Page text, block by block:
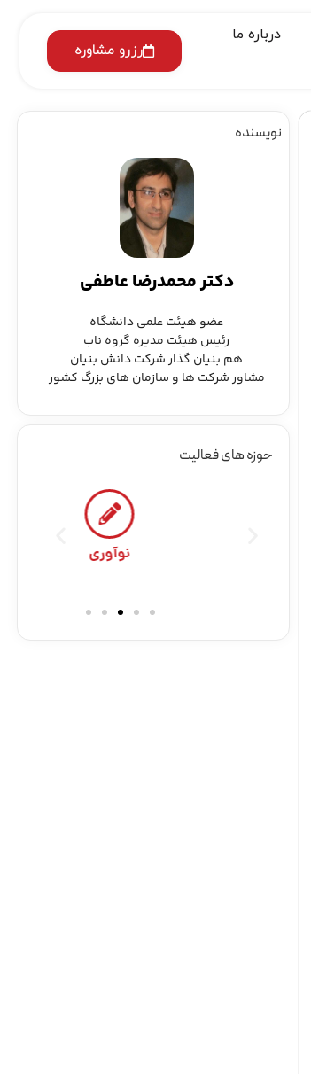
درباره ما
رزرو مشاوره
نویسنده
دکتر محمدرضا عاطفی
عضو هیئت علمی دانشگاه
رئیس هیئت مدیره گروه ناب
هم بنیان گذار شرکت دانش بنیان
مشاور شرکت ها و سازمان های بزرگ کشور
حوزه های فعالیت